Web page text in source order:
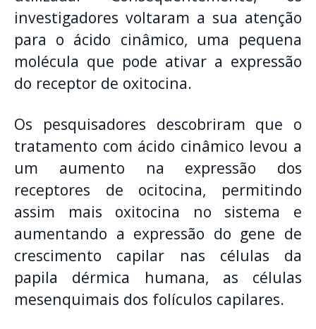
investigadores voltaram a sua atenção
para o ácido cinâmico, uma pequena
molécula que pode ativar a expressão
do receptor de oxitocina.
Os pesquisadores descobriram que o
tratamento com ácido cinâmico levou a
um aumento na expressão dos
receptores de ocitocina, permitindo
assim mais oxitocina no sistema e
aumentando a expressão do gene de
crescimento capilar nas células da
papila dérmica humana, as células
mesenquimais dos folículos capilares.